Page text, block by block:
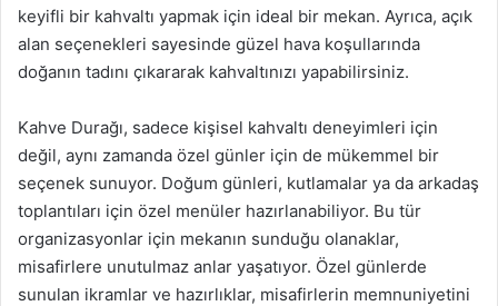
keyifli bir kahvaltı yapmak için ideal bir mekan. Ayrıca, açık
alan seçenekleri sayesinde güzel hava koşullarında
doğanın tadını çıkararak kahvaltınızı yapabilirsiniz.
Kahve Durağı, sadece kişisel kahvaltı deneyimleri için
değil, aynı zamanda özel günler için de mükemmel bir
seçenek sunuyor. Doğum günleri, kutlamalar ya da arkadaş
toplantıları için özel menüler hazırlanabiliyor. Bu tür
organizasyonlar için mekanın sunduğu olanaklar,
misafirlere unutulmaz anlar yaşatıyor. Özel günlerde
sunulan ikramlar ve hazırlıklar, misafirlerin memnuniyetini